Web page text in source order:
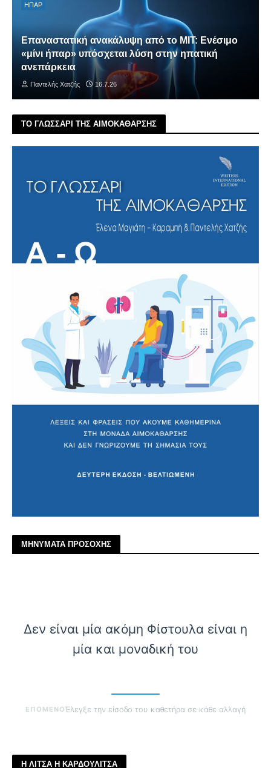
ΗΠΑΡ
Επαναστατική ανακάλυψη από το MIT: Ενέσιμο
«μίνι ήπαρ» υπόσχεται λύση στην ηπατική
ανεπάρκεια
Παντελής Χατζής 16.7.26
ΤΟ ΓΛΩΣΣΑΡΙ ΤΗΣ ΑΙΜΟΚΑΘΑΡΣΗΣ
ΜΗΝΥΜΑΤΑ ΠΡΟΣΟΧΗΣ
Δεν είναι μία ακόμη Φίστουλα είναι η
μία και μοναδική του
ΕΠΟΜΕΝΟΈλεγξε την είσοδο του καθετήρα σε κάθε αλλαγή
Η ΛΙΤΣΑ Η ΚΑΡΔΟΥΛΙΤΣΑ